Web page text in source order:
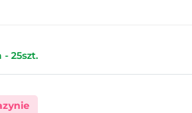
25szt.